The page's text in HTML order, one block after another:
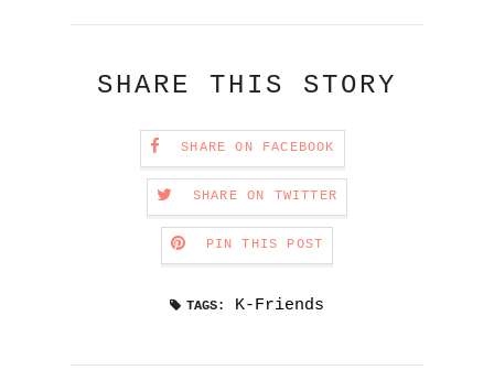
SHARE THIS STORY
SHARE ON FACEBOOK
SHARE ON TWITTER
PIN THIS POST
TAGS: K-Friends